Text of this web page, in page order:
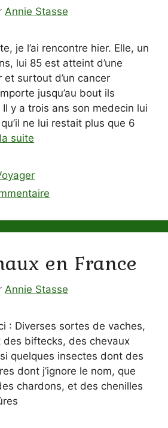
Annie Stasse
je l’ai rencontre hier. Elle, un
lui 85 est atteint d’une
surtout d’un cancer
jusqu’au bout ils
Il y a trois ans son medecin lui
ne lui restait plus que 6
suite
en France
Annie Stasse
: Diverses sortes de vaches,
des biftecks, des chevaux
quelques insectes dont des
dont j’ignore le nom, que
chardons, et des chenilles